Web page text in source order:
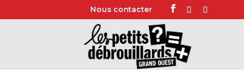
Nous contacter